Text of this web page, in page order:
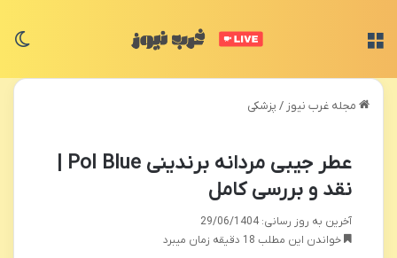
مجله غرب نیوز / پزشکی
نقد و بررسی کامل
آخرین به روز رسانی: 29/06/1404
خواندن این مطلب 18 دقیقه زمان میبرد